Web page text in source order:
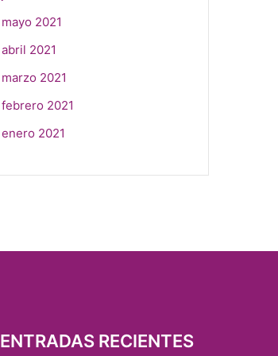
mayo 2021
abril 2021
marzo 2021
febrero 2021
enero 2021
ENTRADAS RECIENTES